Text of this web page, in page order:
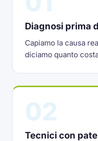
Diagnosi prima
Capiamo la causa
diciamo quanto
Tecnici con